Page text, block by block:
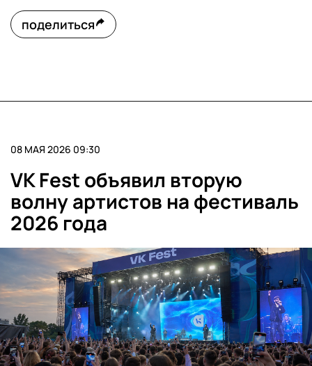
поделиться
08 МАЯ 2026 09:30
VK Fest объявил вторую
волну артистов на фестиваль
2026 года